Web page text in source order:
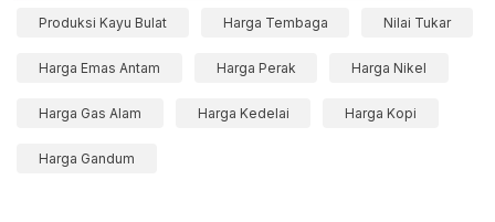
Produksi Kayu Bulat Harga Tembaga Nilai Tukar
Harga Emas Antam Harga Perak Harga Nikel
Harga Gas Alam Harga Kedelai Harga Kopi
Harga Gandum